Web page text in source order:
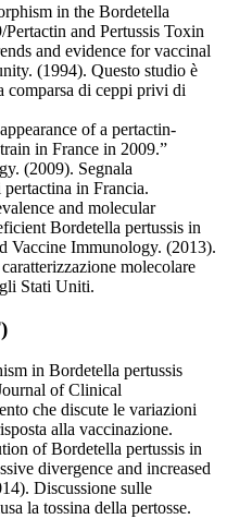
in the Bordetella
and Pertussis Toxin
and evidence for vaccinal
(1994). Questo studio è
comparsa di ceppi privi di
of a pertactin-
in France in 2009.”
(2009). Segnala
in Francia.
and molecular
Bordetella pertussis in
Vaccine Immunology. (2013).
molecolare
Stati Uniti.
in Bordetella pertussis
of Clinical
che discute le variazioni
alla vaccinazione.
of Bordetella pertussis in
divergence and increased
Discussione sulle
la tossina della pertosse.